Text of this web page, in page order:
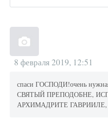
8 февраля 2019, 12:51
спаси ГОСПОДИ!очень
СВЯТЫЙ ПРЕПОДОБНЕ,
АРХИМАДРИТЕ ГАВРИИЛЕ,